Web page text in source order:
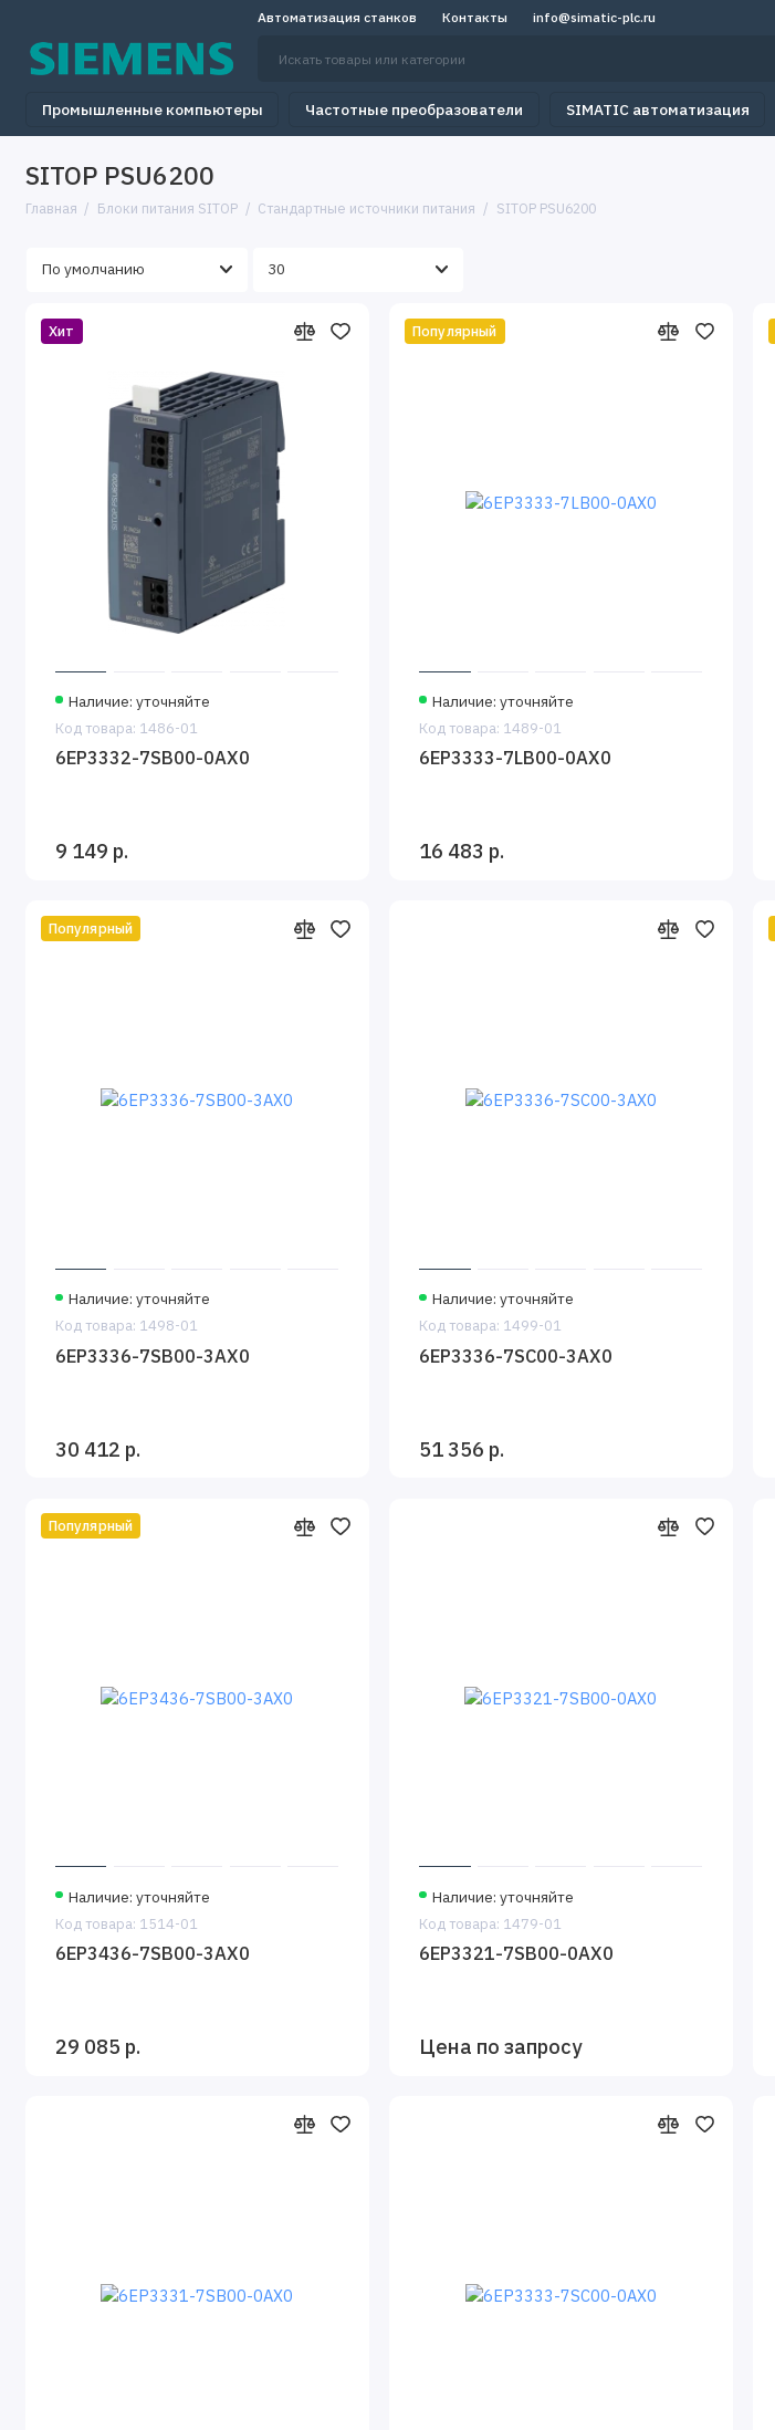
Автоматизация станков Контакты info@simatic-plc.ru
Промышленные компьютеры Частотные преобразователи SIMATIC автоматизация
SITOP PSU6200
Главная Блоки питания SITOP Стандартные источники питания SITOP PSU6200
Хит
Наличие: уточняйте
Код товара: 1486-01
6EP3332-7SB00-0AX0
9 149 р.
Популярный
Наличие: уточняйте
Код товара: 1489-01
6EP3333-7LB00-0AX0
16 483 р.
Популярный
Наличие: уточняйте
Код товара: 1498-01
6EP3336-7SB00-3AX0
30 412 р.
Наличие: уточняйте
Код товара: 1499-01
6EP3336-7SC00-3AX0
51 356 р.
Популярный
Наличие: уточняйте
Код товара: 1514-01
6EP3436-7SB00-3AX0
29 085 р.
Наличие: уточняйте
Код товара: 1479-01
6EP3321-7SB00-0AX0
Цена по запросу